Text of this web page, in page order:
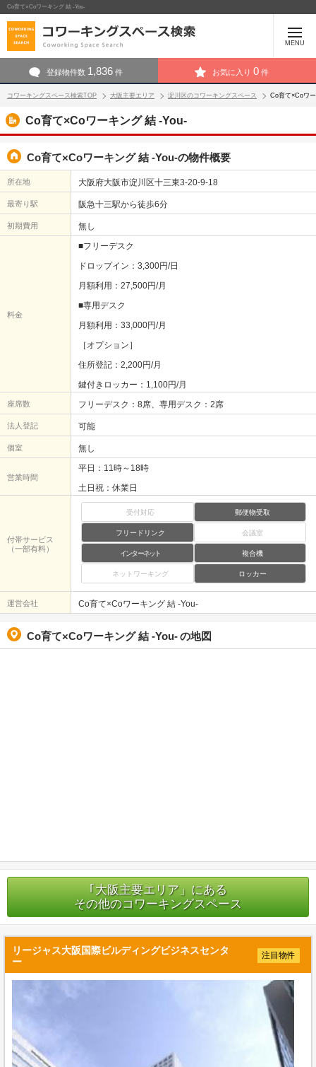
Co育て×Coワーキング 結 -You-
MENU
登録物件数 1,836 件 お気に入り 0 件
コワーキングスペース検索TOP 大阪主要エリア 淀川区のコワーキングスペース Co育て×Coワ
Co育て×Coワーキング 結 -You-
Co育て×Coワーキング 結 -You-の物件概要
所在地 大阪府大阪市淀川区十三東3-20-9-18
最寄り駅 阪急十三駅から徒歩6分
初期費用 無し
料金
■フリーデスク
ドロップイン：3,300円/日
月額利用：27,500円/月
■専用デスク
月額利用：33,000円/月
［オプション］
住所登記：2,200円/月
鍵付きロッカー：1,100円/月
座席数 フリーデスク：8席、専用デスク：2席
法人登記 可能
個室 無し
営業時間
平日：11時～18時
土日祝：休業日
付帯サービス
（一部有料）
受付対応 郵便物受取
フリードリンク 会議室
インターネット 複合機
ネットワーキング ロッカー
運営会社 Co育て×Coワーキング 結 -You-
Co育て×Coワーキング 結 -You-の地図
｢大阪主要エリア」にある
その他のコワーキングスペース
リージャス大阪国際ビルディングビジネスセンタ
ー
注目物件